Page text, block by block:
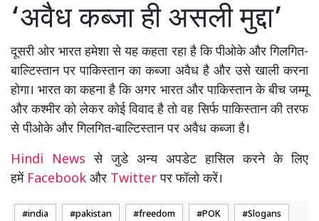
‘अवैध कब्जा ही असली मुद्दा’
दूसरी ओर भारत हमेशा से यह कहता रहा है कि पीओके और गिलगित-
बाल्टिस्तान पर पाकिस्तान का कब्जा अवैध है और उसे खाली करना
होगा। भारत का कहना है कि अगर भारत और पाकिस्तान के बीच जम्मू
और कश्मीर को लेकर कोई विवाद है तो वह सिर्फ पाकिस्तान की तरफ
से पीओके और गिलगित-बाल्टिस्तान पर अवैध कब्जा है।
Hindi Newsसे जुडे अन्य अपडेट हासिल करने के लिए
हमें Facebook और Twitterपर फॉलो करें।
india pakistan freedom POK Slogans